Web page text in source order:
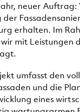
neuer
der
erhalten. Im
mit Leistungen
umfasst den
und die
eines